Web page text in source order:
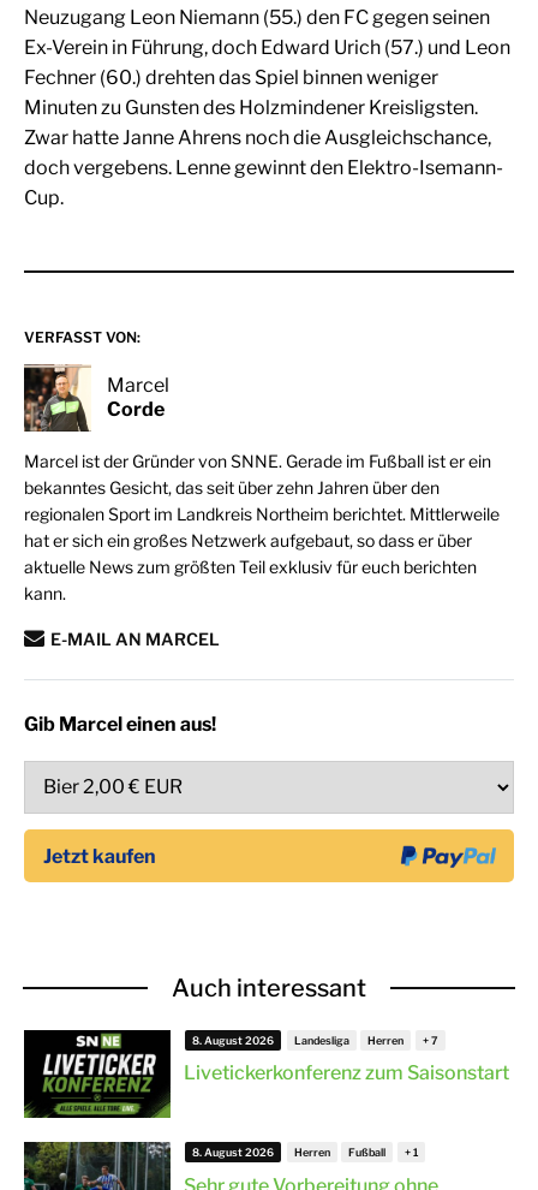
Neuzugang Leon Niemann (55.) den FC gegen seinen
Ex-Verein in Führung, doch Edward Urich (57.) und Leon
Fechner (60.) drehten das Spiel binnen weniger
Minuten zu Gunsten des Holzmindener Kreisligsten.
Zwar hatte Janne Ahrens noch die Ausgleichschance,
doch vergebens. Lenne gewinnt den Elektro-Isemann-
Cup.
VERFASST VON:
Marcel
Corde
Marcel ist der Gründer von SNNE. Gerade im Fußball ist er ein
bekanntes Gesicht, das seit über zehn Jahren über den
regionalen Sport im Landkreis Northeim berichtet. Mittlerweile
hat er sich ein großes Netzwerk aufgebaut, so dass er über
aktuelle News zum größten Teil exklusiv für euch berichten
kann.
E-MAIL AN MARCEL
Gib Marcel einen aus!
Auch interessant
Livetickerkonferenz zum Saisonstart
8. August 2026 Landesliga Herren
8. August 2026 Herren Fußball